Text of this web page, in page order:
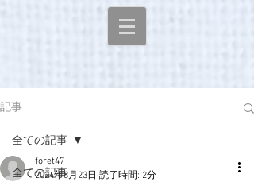
記事
全ての記事
全ての記事
foret47
2024年8月23日 読了時間: 2分